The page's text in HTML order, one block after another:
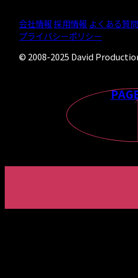
会社情報 採用情報 よくある質
プライバシーポリシー
© 2008-2025 David